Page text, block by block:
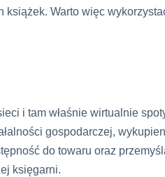
Warto więc
i tam właśnie wirtualnie
gospodarczej,
do towaru oraz
księgarni.